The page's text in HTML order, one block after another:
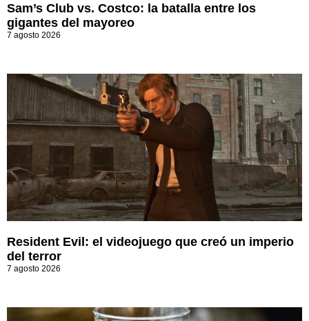
Sam’s Club vs. Costco: la batalla entre los
gigantes del mayoreo
7 agosto 2026
Resident Evil: el videojuego que creó un imperio
del terror
7 agosto 2026